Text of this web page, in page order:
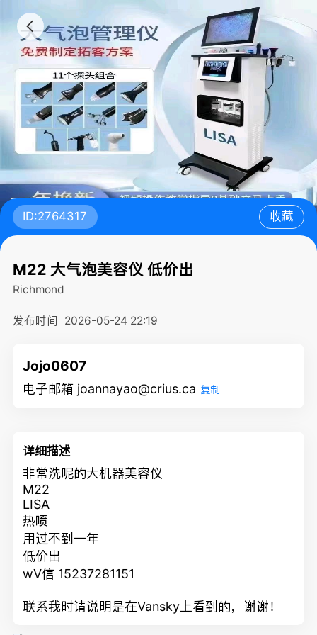
ID:2764317 收藏
M22 大气泡美容仪 低价出
Richmond
发布时间 2026-05-24 22:19
Jojo0607
电子邮箱 joannayao@crius.ca 复制
详细描述
非常洗呢的大机器美容仪
M22
LISA
热喷
用过不到一年
低价出
wV信 15237281151
联系我时请说明是在Vansky上看到的，谢谢！